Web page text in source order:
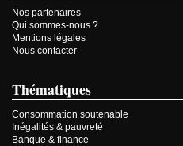
Nos partenaires
Qui sommes-nous ?
Mentions légales
Nous contacter
Thématiques
Consommation soutenable
Inégalités & pauvreté
Banque & finance